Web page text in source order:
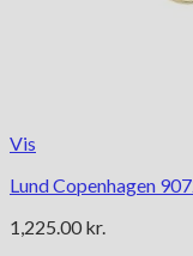
Vis
Lund Copenhagen
1,225.00 kr.